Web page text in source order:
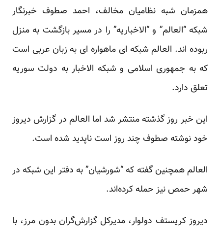
همزمان شبه نظامیان مخالف، احمد صطوف خبرنگار
شبکه “العالم” و “الاخباریه” را در مسیر بازگشت به منزل
ربوده اند. العالم شبکه ای ماهواره ای به زبان عربی است
که به جمهوری اسلامی و شبکه الاخبار به دولت سوریه
تعلق دارد.
این خبر روز گذشته منتشر شد اما العالم در گزارش دیروز
خود نوشته صطوف چند روز است ناپدید شده است.
العالم همچنین گفته که “شورشیان” به دفتر این شبکه در
شهر حمص نیز حمله کرده‌اند.
دیروز کریستف دولوار، مدیرکل گزارش‌گران بدون مرز، با